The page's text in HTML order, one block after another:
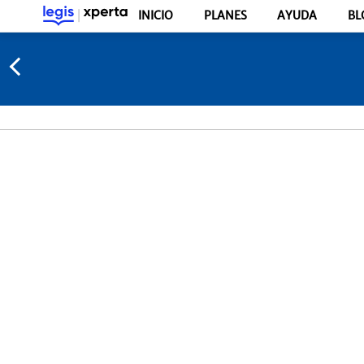
INICIO PLANES AYUDA